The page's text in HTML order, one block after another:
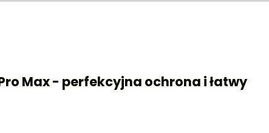
Pro Max - perfekcyjna ochrona i łatwy